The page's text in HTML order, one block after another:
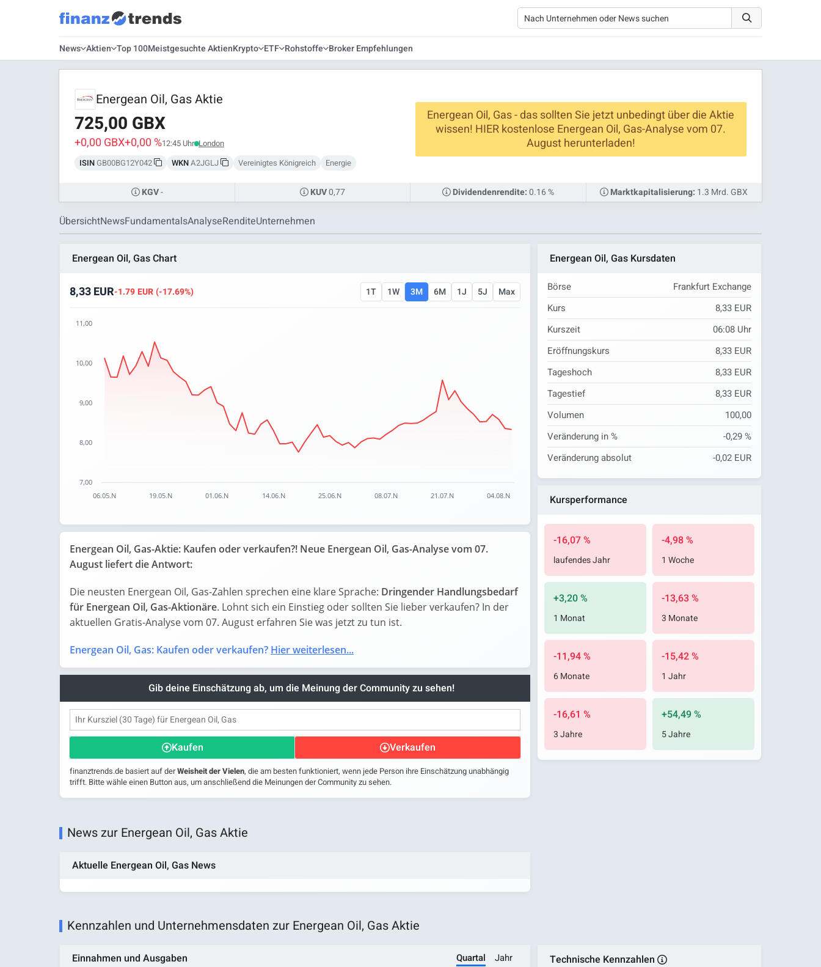
News Aktien Top 100Meistgesuchte AktienKrypto ETF Rohstoffe Broker Empfehlungen
Energean Oil, Gas Aktie
725,00 GBX
+0,00 GBX+0,00 %12:45 Uhr London
ISINGB00BG12Y042 WKNA2JGLJ Vereinigtes Königreich Energie
Energean Oil, Gas - das sollten Sie jetzt unbedingt über die Aktie
wissen! HIER kostenlose Energean Oil, Gas-Analyse vom 07.
August herunterladen!
KGV- KUV0,77 Dividendenrendite:0.16 % Marktkapitalisierung: 1.3 Mrd. GBX
ÜbersichtNewsFundamentalsAnalyseRenditeUnternehmen
Energean Oil, Gas Chart
8,33 EUR-1.79 EUR (-17.69%) 1T 1W 3M 6M 1J 5J Max
Chart with 66 data points.
The chart has 1 X axis displaying categories.
The chart has 1 Y axis displaying values. Data ranges from 7.76 to 10.53.
06.05.N 19.05.N 01.06.N 14.06.N 25.06.N 08.07.N 21.07.N 04.08.N
7,00
8,00
9,00
10,00
11,00
Energean Oil, Gas-Aktie: Kaufen oder verkaufen?! Neue Energean Oil, Gas-Analyse vom 07.
August liefert die Antwort:
Die neusten Energean Oil, Gas-Zahlen sprechen eine klare Sprache: Dringender Handlungsbedarf
für Energean Oil, Gas-Aktionäre. Lohnt sich ein Einstieg oder sollten Sie lieber verkaufen? In der
aktuellen Gratis-Analyse vom 07. August erfahren Sie was jetzt zu tun ist.
Energean Oil, Gas: Kaufen oder verkaufen? Hier weiterlesen...
Gib deine Einschätzung ab, um die Meinung der Community zu sehen!
Kaufen Verkaufen
finanztrends.de basiert auf derWeisheit der Vielen, die am besten funktioniert, wenn jede Person ihre Einschätzung unabhängig
trifft. Bitte wähle einen Button aus, um anschließend die Meinungen der Community zu sehen.
Energean Oil, Gas Kursdaten
Börse
Frankfurt Exchange
Kurs
8,33 EUR
Kurszeit
06:08 Uhr
Eröffnungskurs
8,33 EUR
Tageshoch
8,33 EUR
Tagestief
8,33 EUR
Volumen
100,00
Veränderung in %
-0,29 %
Veränderung absolut
-0,02 EUR
Kursperformance
-16,07 %
laufendes Jahr
-4,98 %
1 Woche
+3,20 %
1 Monat
-13,63 %
3 Monate
-11,94 %
6 Monate
-15,42 %
1 Jahr
-16,61 %
3 Jahre
+54,49 %
5 Jahre
News zur Energean Oil, Gas Aktie
Aktuelle Energean Oil, Gas News
Kennzahlen und Unternehmensdaten zur Energean Oil, Gas Aktie
Einnahmen und Ausgaben Quartal Jahr Technische Kennzahlen